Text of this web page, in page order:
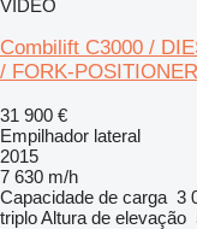
VÍDEO
Combilift C3000 /
/ FORK-
31 900 €
Empilhador lateral
2015
7 630 m/h
Capacidade de carga 3
triploAltura de elevação